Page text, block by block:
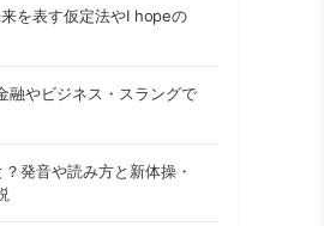
を表す仮定法やI hopeの
融やビジネス・スラングで
発音や読み方と新体操・